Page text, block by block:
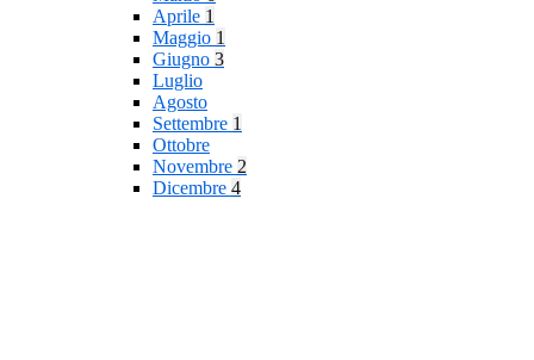
Aprile 1
Maggio 1
Giugno 3
Luglio
Agosto
Settembre 1
Ottobre
Novembre 2
Dicembre 4